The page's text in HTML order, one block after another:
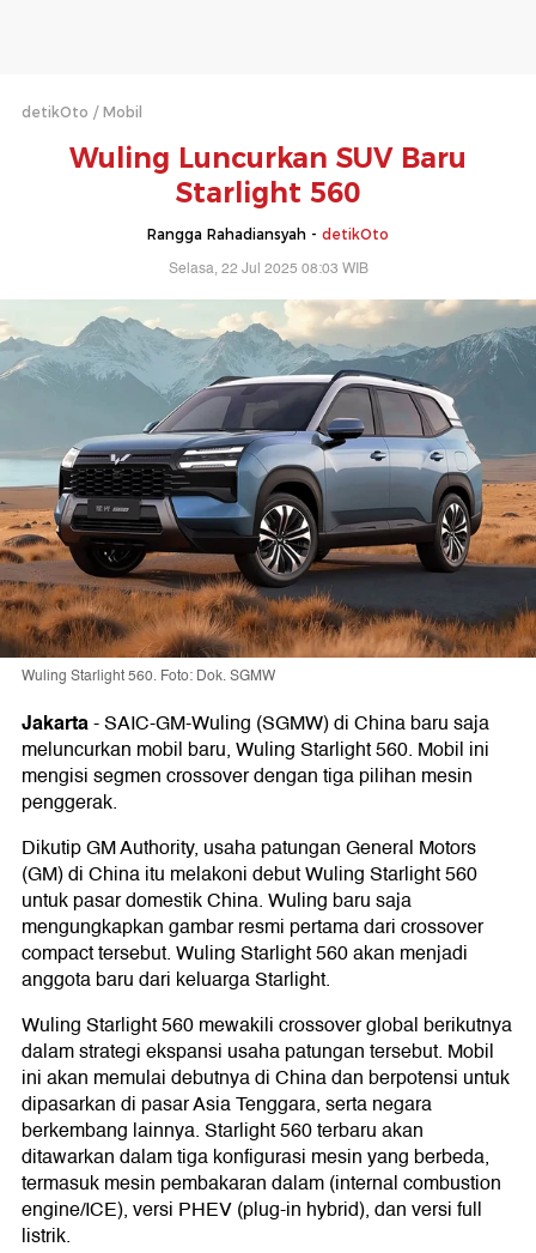
detikOto Mobil
Wuling Luncurkan SUV Baru
Starlight 560
Rangga Rahadiansyah - detikOto
Selasa, 22 Jul 2025 08:03 WIB
Wuling Starlight 560. Foto: Dok. SGMW
Jakarta-SAIC-GM-Wuling (SGMW) di China baru saja
meluncurkan mobil baru, Wuling Starlight 560. Mobil ini
mengisi segmen crossover dengan tiga pilihan mesin
penggerak.
Dikutip GM Authority, usaha patungan General Motors
(GM) di China itu melakoni debut Wuling Starlight 560
untuk pasar domestik China. Wuling baru saja
mengungkapkan gambar resmi pertama dari crossover
compact tersebut. Wuling Starlight 560 akan menjadi
anggota baru dari keluarga Starlight.
Wuling Starlight 560 mewakili crossover global berikutnya
dalam strategi ekspansi usaha patungan tersebut. Mobil
ini akan memulai debutnya di China dan berpotensi untuk
dipasarkan di pasar Asia Tenggara, serta negara
berkembang lainnya. Starlight 560 terbaru akan
ditawarkan dalam tiga konfigurasi mesin yang berbeda,
termasuk mesin pembakaran dalam (internal combustion
engine/ICE), versi PHEV (plug-in hybrid), dan versi full
listrik.